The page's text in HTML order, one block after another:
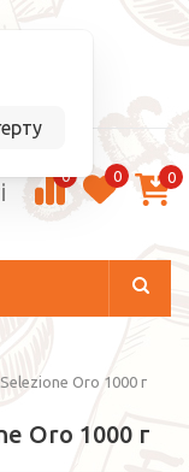
0 0 0
Oro 1000 г
Oro 1000 г